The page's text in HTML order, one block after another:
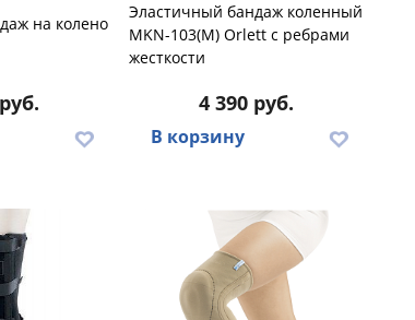
на колено
Эластичный бандаж коленный
MKN-103(M) Orlett с ребрами
жесткости
4 390 руб.
В корзину